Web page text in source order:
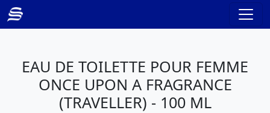
EAU DE TOILETTE POUR FEMME
ONCE UPON A FRAGRANCE
(TRAVELLER) - 100 ML